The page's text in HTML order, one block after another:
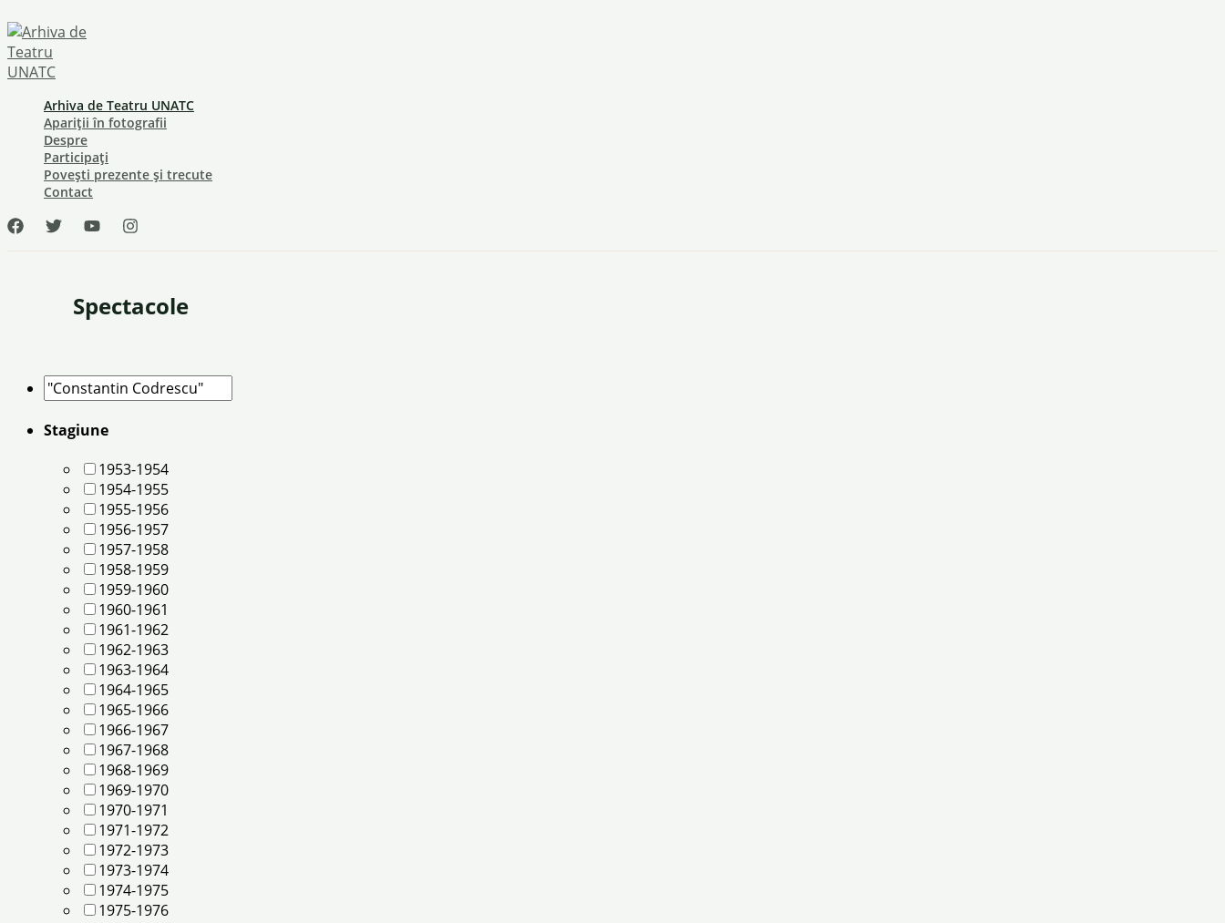
to
content
Arhiva de Teatru UNATC
Apariții în fotografii
Despre
Participați
Povești prezente și trecute
Contact
Spectacole
Stagiune
1953-1954
1954-1955
1955-1956
1956-1957
1957-1958
1958-1959
1959-1960
1960-1961
1961-1962
1962-1963
1963-1964
1964-1965
1965-1966
1966-1967
1967-1968
1968-1969
1969-1970
1970-1971
1971-1972
1972-1973
1973-1974
1974-1975
1975-1976